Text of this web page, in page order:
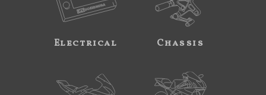
Electrical Chassis